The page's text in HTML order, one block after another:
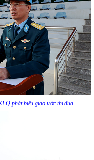
phát biểu giao ước thi đua.